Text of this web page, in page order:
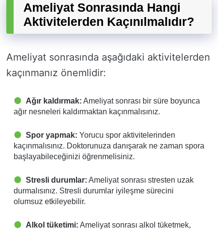
Ameliyat Sonrasında Hangi
Aktivitelerden Kaçınılmalıdır?
Ameliyat sonrasında aşağıdaki aktivitelerden
kaçınmanız önemlidir:
Ağır kaldırmak: Ameliyat sonrası bir süre boyunca
ağır nesneleri kaldırmaktan kaçınmalısınız.
Spor yapmak: Yorucu spor aktivitelerinden
kaçınmalısınız. Doktorunuza danışarak ne zaman spora
başlayabileceğinizi öğrenmelisiniz.
Stresli durumlar: Ameliyat sonrası stresten uzak
durmalısınız. Stresli durumlar iyileşme sürecini
olumsuz etkileyebilir.
Alkol tüketimi: Ameliyat sonrası alkol tüketmek,